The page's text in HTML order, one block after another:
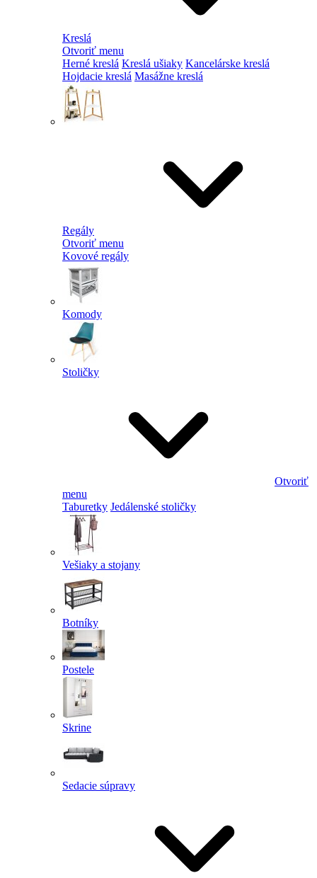
Kreslá
Otvoriť menu
Herné kreslá Kreslá ušiaky Kancelárske kreslá
Hojdacie kreslá Masážne kreslá
Regály
Otvoriť menu
Kovové regály
Komody
Stoličky
Otvoriť
menu
Taburetky Jedálenské stoličky
Vešiaky a stojany
Botníky
Postele
Skrine
Sedacie súpravy